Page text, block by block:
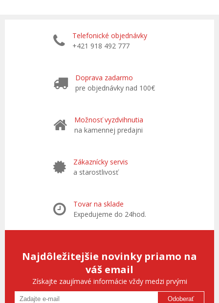
Telefonické objednávky
+421 918 492 777
Doprava zadarmo
pre objednávky nad 100€
Možnosť vyzdvihnutia
na kamennej predajni
Zákaznícky servis
a starostlivosť
Tovar na sklade
Expedujeme do 24hod.
Najdôležitejšie novinky priamo na
váš email
Získajte zaujímavé informácie vždy medzi prvými
Odoberať